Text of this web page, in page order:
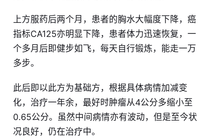
上方服药后两个月，患者的胸水大幅度下降，癌
指标CA125亦明显下降，患者体力迅速恢复，一
个多月后即健步如飞，每天自行锻炼，能走一万
多步。
此后即以此方为基础方，根据具体病情加减变
化，治疗一年余，最好时肿瘤从4公分多缩小至
0.65公分。虽然中间病情亦有波动，但是至今状
况良好，仍在治疗中。